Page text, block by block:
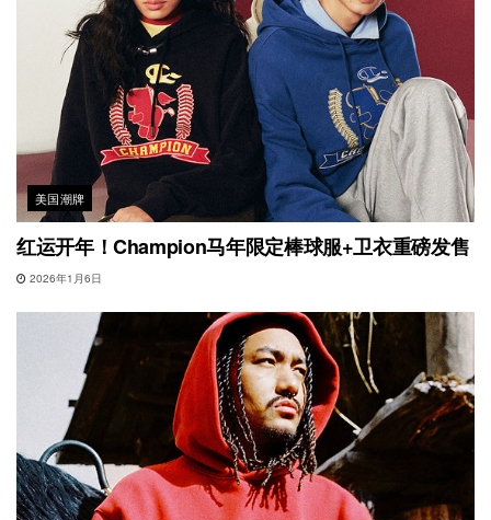
美国潮牌
红运开年！Champion马年限定棒球服+卫衣重磅发售
2026年1月6日